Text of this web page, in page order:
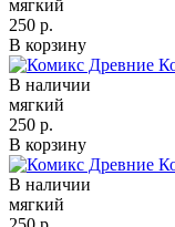
мягкий
250 р.
В корзину
В наличии
мягкий
250 р.
В корзину
В наличии
мягкий